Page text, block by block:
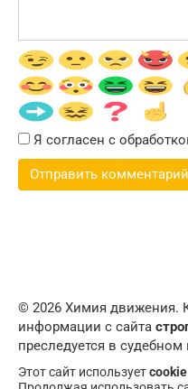
Я согласен с
© 2026 Химия движения.
информации с сайта
преследуется в судебном
Этот сайт используетcookie